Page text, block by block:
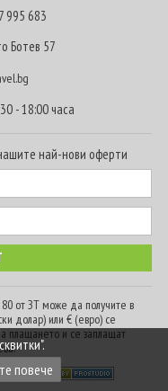
995 683
Ботев 57
- 18:00 часа
най-нови оферти
от ЗТ може да получите в
долар) или € (евро) се
плащането и се заплащат
повече